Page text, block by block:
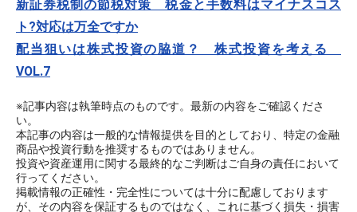
新証券税制の節税対策 税金と手数料はマイナスコス
ト?対応は万全ですか
配当狙いは株式投資の脇道？ 株式投資を考える
VOL.7
※記事内容は執筆時点のものです。最新の内容をご確認くださ
い。
本記事の内容は一般的な情報提供を目的としており、特定の金融
商品や投資行動を推奨するものではありません。
投資や資産運用に関する最終的なご判断はご自身の責任において
行ってください。
掲載情報の正確性・完全性については十分に配慮しております
が、その内容を保証するものではなく、これに基づく損失・損害